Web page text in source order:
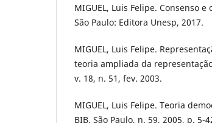
MIGUEL, Luis Felipe. Consenso
São Paulo: Editora Unesp, 2017.
MIGUEL, Luis Felipe.
teoria ampliada da
v. 18, n. 51, fev. 2003.
MIGUEL, Luis Felipe. Teoria
BIB, São Paulo, n. 59, 2005, p. 5-